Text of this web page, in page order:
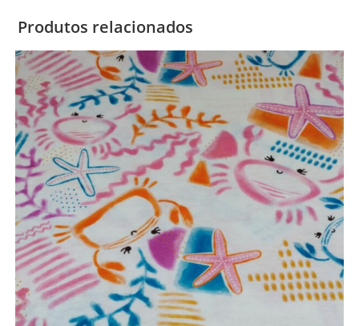
Produtos relacionados